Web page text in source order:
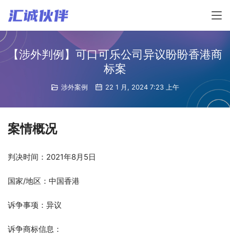
【涉外判例】可口可乐公司异议盼盼香港商
标案
涉外案例 22 1 月, 2024 7:23 上午
案情概况
判决时间：2021年8月5日
国家/地区：中国香港
诉争事项：异议
诉争商标信息：